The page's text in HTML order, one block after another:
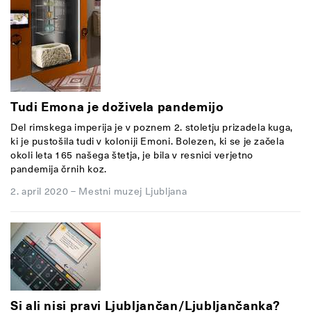
Tudi Emona je doživela pandemijo
Del rimskega imperija je v poznem 2. stoletju prizadela kuga,
ki je pustošila tudi v koloniji Emoni. Bolezen, ki se je začela
okoli leta 165 našega štetja, je bila v resnici verjetno
pandemija črnih koz.
2. april 2020 – Mestni muzej Ljubljana
Si ali nisi pravi Ljubljančan/Ljubljančanka?